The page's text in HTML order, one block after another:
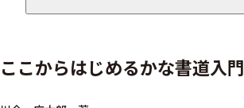
ここからはじめるかな書道入門